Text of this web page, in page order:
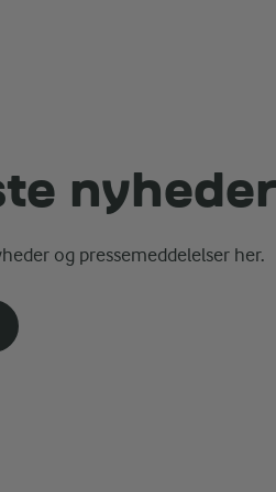
nyheder
og pressemeddelelser her.